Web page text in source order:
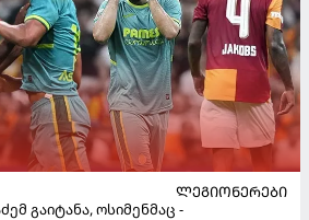
ᲚᲔᲒᲘᲝᲜᲔᲠᲔᲑᲘ
გაიტანა, ოსიმენმაც -